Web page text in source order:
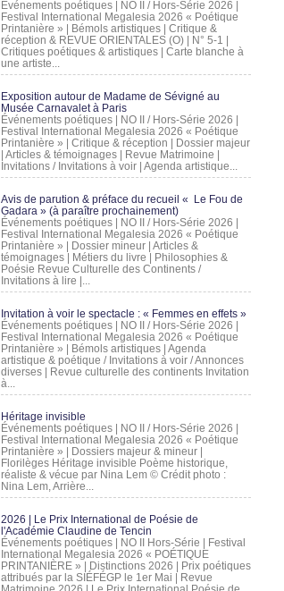
Événements poétiques | NO II / Hors-Série 2026 |
Festival International Megalesia 2026 « Poétique
Printanière » | Bémols artistiques | Critique &
réception & REVUE ORIENTALES (O) | N° 5-1 |
Critiques poétiques & artistiques | Carte blanche à
une artiste...
Exposition autour de Madame de Sévigné au
Musée Carnavalet à Paris
Événements poétiques | NO II / Hors-Série 2026 |
Festival International Megalesia 2026 « Poétique
Printanière » | Critique & réception | Dossier majeur
| Articles & témoignages | Revue Matrimoine |
Invitations / Invitations à voir | Agenda artistique...
Avis de parution & préface du recueil « Le Fou de
Gadara » (à paraître prochainement)
Événements poétiques | NO II / Hors-Série 2026 |
Festival International Megalesia 2026 « Poétique
Printanière » | Dossier mineur | Articles &
témoignages | Métiers du livre | Philosophies &
Poésie Revue Culturelle des Continents /
Invitations à lire |...
Invitation à voir le spectacle : « Femmes en effets »
Événements poétiques | NO II / Hors-Série 2026 |
Festival International Megalesia 2026 « Poétique
Printanière » | Bémols artistiques | Agenda
artistique & poétique / Invitations à voir / Annonces
diverses | Revue culturelle des continents Invitation
à...
Héritage invisible
Événements poétiques | NO II / Hors-Série 2026 |
Festival International Megalesia 2026 « Poétique
Printanière » | Dossiers majeur & mineur |
Florilèges Héritage invisible Poème historique,
réaliste & vécue par Nina Lem © Crédit photo :
Nina Lem, Arrière...
2026 | Le Prix International de Poésie de
l'Académie Claudine de Tencin
Événements poétiques | NO II Hors-Série | Festival
International Megalesia 2026 « POÉTIQUE
PRINTANIÈRE » | Distinctions 2026 | Prix poétiques
attribués par la SIÉFÉGP le 1er Mai | Revue